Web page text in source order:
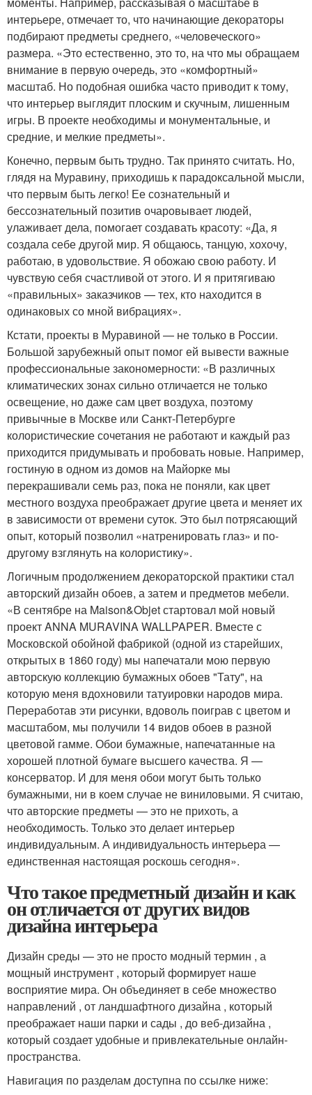
интерьере, отмечает то, что начинающие декораторы
подбирают предметы среднего, «человеческого»
размера. «Это естественно, это то, на что мы обращаем
внимание в первую очередь, это «комфортный»
масштаб. Но подобная ошибка часто приводит к тому,
что интерьер выглядит плоским и скучным, лишенным
игры. В проекте необходимы и монументальные, и
средние, и мелкие предметы».
Конечно, первым быть трудно. Так принято считать. Но,
глядя на Муравину, приходишь к парадоксальной мысли,
что первым быть легко! Ее сознательный и
бессознательный позитив очаровывает людей,
улаживает дела, помогает создавать красоту: «Да, я
создала себе другой мир. Я общаюсь, танцую, хохочу,
работаю, в удовольствие. Я обожаю свою работу. И
чувствую себя счастливой от этого. И я притягиваю
«правильных» заказчиков — тех, кто находится в
одинаковых со мной вибрациях».
Кстати, проекты в Муравиной — не только в России.
Большой зарубежный опыт помог ей вывести важные
профессиональные закономерности: «В различных
климатических зонах сильно отличается не только
освещение, но даже сам цвет воздуха, поэтому
привычные в Москве или Санкт-Петербурге
колористические сочетания не работают и каждый раз
приходится придумывать и пробовать новые. Например,
гостиную в одном из домов на Майорке мы
перекрашивали семь раз, пока не поняли, как цвет
местного воздуха преображает другие цвета и меняет их
в зависимости от времени суток. Это был потрясающий
опыт, который позволил «натренировать глаз» и по-
другому взглянуть на колористику».
Логичным продолжением декораторской практики стал
авторский дизайн обоев, а затем и предметов мебели.
«В сентябре на Maison&Objet стартовал мой новый
проект ANNA MURAVINA WALLPAPER. Вместе с
Московской обойной фабрикой (одной из старейших,
открытых в 1860 году) мы напечатали мою первую
авторскую коллекцию бумажных обоев "Тату", на
которую меня вдохновили татуировки народов мира.
Переработав эти рисунки, вдоволь поиграв с цветом и
масштабом, мы получили 14 видов обоев в разной
цветовой гамме. Обои бумажные, напечатанные на
хорошей плотной бумаге высшего качества. Я —
консерватор. И для меня обои могут быть только
бумажными, ни в коем случае не виниловыми. Я считаю,
что авторские предметы — это не прихоть, а
необходимость. Только это делает интерьер
индивидуальным. А индивидуальность интерьера —
единственная настоящая роскошь сегодня».
Что такое предметный дизайн и как
он отличается от других видов
дизайна интерьера
Дизайн среды — это не просто модный термин , а
мощный инструмент , который формирует наше
восприятие мира. Он объединяет в себе множество
направлений , от ландшафтного дизайна , который
преображает наши парки и сады , до веб-дизайна ,
который создает удобные и привлекательные онлайн-
пространства. ️
Навигация по разделам доступна по ссылке ниже: